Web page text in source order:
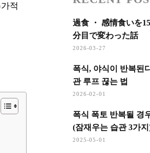
적
過食 ・ 感情食いを
分目で変わった話
2026-03-27
폭식, 야식이 반복된
관 루프 끊는 법
2026-02-01
폭식 폭토 반복될 경
(잠재우는 습관 3가
2025-05-01